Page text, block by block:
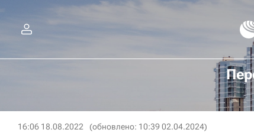
16:06 18.08.2022 (обновлено: 10:39 02.04.2024)